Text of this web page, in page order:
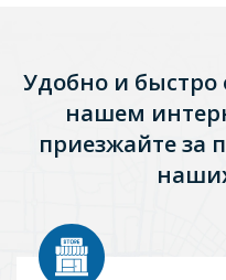
Удобно и быстро
нашем
приезжайте за